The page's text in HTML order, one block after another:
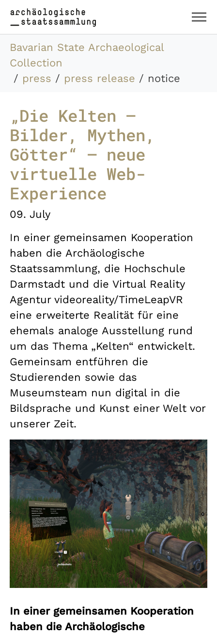
Skip to main content
Skip to page footer
You are here:
Bavarian State Archaeological
Collection
press
press release notice
„Die Kelten –
Bilder, Mythen,
Götter“ – neue
virtuelle Web-
Experience
09. July
In einer gemeinsamen Kooperation
haben die Archäologische
Staatssammlung, die Hochschule
Darmstadt und die Virtual Reality
Agentur videoreality/TimeLeapVR
eine erweiterte Realität für eine
ehemals analoge Ausstellung rund
um das Thema „Kelten“ entwickelt.
Gemeinsam entführen die
Studierenden sowie das
Museumsteam nun digital in die
Bildsprache und Kunst einer Welt vor
unserer Zeit.
In einer gemeinsamen Kooperation
haben die Archäologische